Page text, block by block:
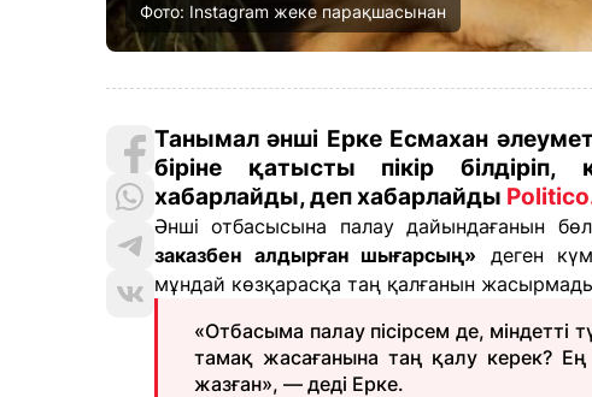
Фото: Instagram жеке парақшасынан
Танымал әнші Ерке Есмахан
біріне қатысты пікір
хабарлайды, деп хабарлайды
Әнші отбасысына палау дайындағанын
заказбен алдырған шығарсың» деген
мұндай көзқарасқа таң қалғанын
«Отбасыма палау пісірсем де, міндетті
тамақ жасағанына таң қалу керек?
жазған», — деді Ерке.